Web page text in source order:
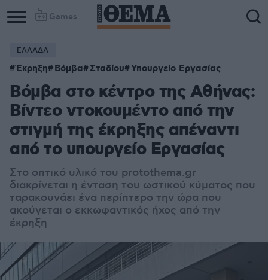
Games
Column
1
Column
2
ΕΛΛΑΔΑ
Έκρηξη Βόμβα Σταδίου Υπουργείο Εργασίας
Βόμβα στο κέντρο της Αθήνας:
Βίντεο ντοκουμέντο από την
στιγμή της έκρηξης απέναντι
από το υπουργείο Εργασίας
Στο οπτικό υλικό του protothema.gr
διακρίνεται η ένταση του ωστικού κύματος που
ταρακουνάει ένα περίπτερο την ώρα που
ακούγεται ο εκκωφαντικός ήχος από την
έκρηξη